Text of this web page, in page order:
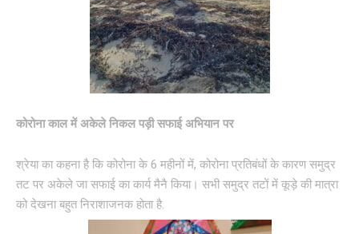
कोरोना काल में अकेले निकल पड़ी सफाई अभियान पर
श्रेया का कहना है कि कोरोना के 6 महीनों में, कोरोना प्रतिबंधों के कारण समुद्र
तट पर अकेले जा सफाई का कार्य मैनै किया। सभी समुद्र तटों में कूड़े की मात्रा
को देखना बहुत निराशाजनक होता है.